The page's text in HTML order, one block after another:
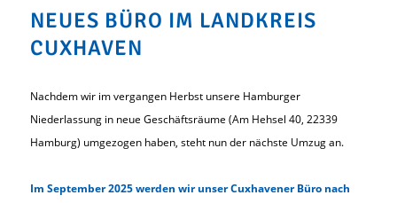
NEUES BÜRO IM LANDKREIS
CUXHAVEN
Nachdem wir im vergangen Herbst unsere Hamburger
Niederlassung in neue Geschäftsräume (Am Hehsel 40, 22339
Hamburg) umgezogen haben, steht nun der nächste Umzug an.
Im September 2025 werden wir unser Cuxhavener Büro nach